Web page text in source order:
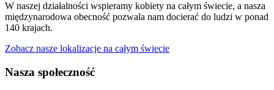
W naszej działalności wspieramy kobiety na całym świecie, a nasza
międzynarodowa obecność pozwala nam docierać do ludzi w ponad
140 krajach.
Zobacz nasze lokalizacje na całym świecie
Nasza społeczność